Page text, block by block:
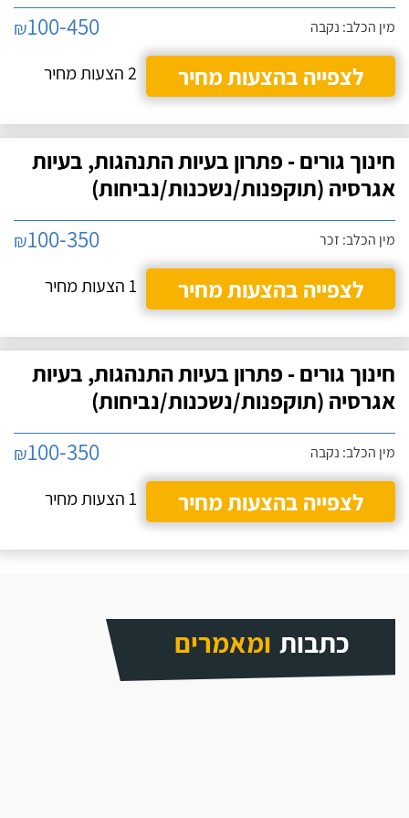
מין הכלב: נקבה ₪100-450
לצפייה בהצעות מחיר
2 הצעות מחיר
חינוך גורים - פתרון בעיות התנהגות, בעיות
אגרסיה (תוקפנות/נשכנות/נביחות)
מין הכלב: זכר ₪100-350
לצפייה בהצעות מחיר
1 הצעות מחיר
חינוך גורים - פתרון בעיות התנהגות, בעיות
אגרסיה (תוקפנות/נשכנות/נביחות)
מין הכלב: נקבה ₪100-350
לצפייה בהצעות מחיר
1 הצעות מחיר
כתבות ומאמרים